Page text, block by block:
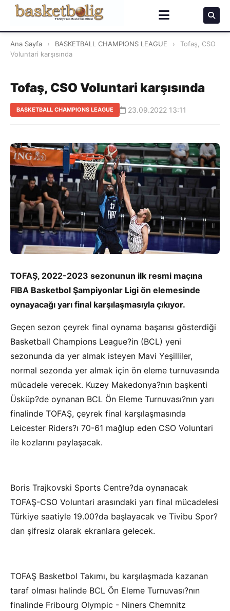
Ana Sayfa › BASKETBALL CHAMPIONS LEAGUE ›
Tofaş, CSO
Voluntari karşısında
Tofaş, CSO Voluntari karşısında
BASKETBALL CHAMPIONS LEAGUE 23.09.2022 13:11
TOFAŞ, 2022-2023 sezonunun ilk resmi maçına
FIBA Basketbol Şampiyonlar Ligi ön elemesinde
oynayacağı yarı final karşılaşmasıyla çıkıyor.
Geçen sezon çeyrek final oynama başarısı gösterdiği
Basketball Champions League?in (BCL) yeni
sezonunda da yer almak isteyen Mavi Yeşilliler,
normal sezonda yer almak için ön eleme turnuvasında
mücadele verecek. Kuzey Makedonya?nın başkenti
Üsküp?de oynanan BCL Ön Eleme Turnuvası?nın yarı
finalinde TOFAŞ, çeyrek final karşılaşmasında
Leicester Riders?ı 70-61 mağlup eden CSO Voluntari
ile kozlarını paylaşacak.
Boris Trajkovski Sports Centre?da oynanacak
TOFAŞ-CSO Voluntari arasındaki yarı final mücadelesi
Türkiye saatiyle 19.00?da başlayacak ve Tivibu Spor?
dan şifresiz olarak ekranlara gelecek.
TOFAŞ Basketbol Takımı, bu karşılaşmada kazanan
taraf olması halinde BCL Ön Eleme Turnuvası?nın
finalinde Fribourg Olympic - Niners Chemnitz